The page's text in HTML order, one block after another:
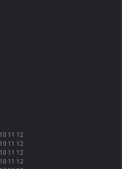
10 11 12
10 11 12
10 11 12
10 11 12